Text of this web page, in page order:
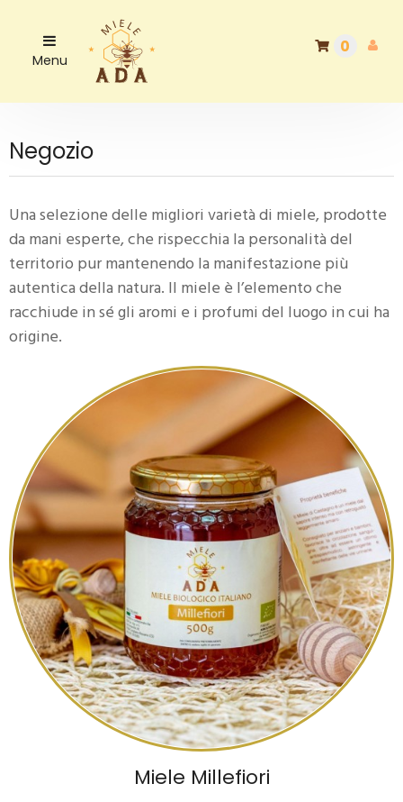
Menu
0
Negozio
Una selezione delle migliori varietà di miele, prodotte
da mani esperte, che rispecchia la personalità del
territorio pur mantenendo la manifestazione più
autentica della natura. Il miele è l’elemento che
racchiude in sé gli aromi e i profumi del luogo in cui ha
origine.
Miele Millefiori